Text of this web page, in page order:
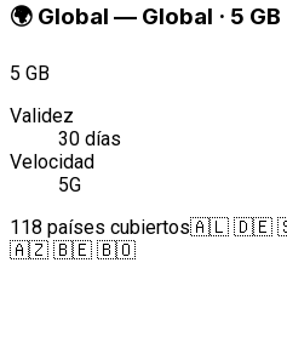
🌍 Global — Global · 5
5 GB
Validez
30 días
Velocidad
5G
118 países cubiertos🇦🇱 🇩🇪
🇦🇿 🇧🇪 🇧🇴